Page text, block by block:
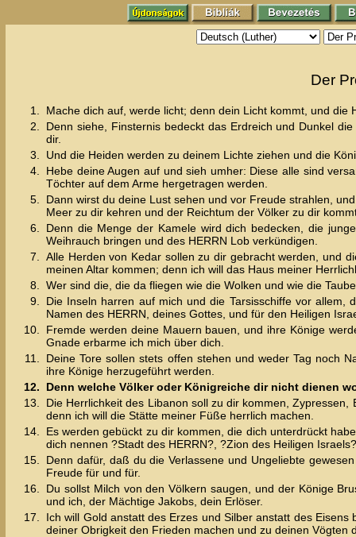
Der
1.
Mache dich auf, werde licht; denn dein Licht kommt, und die
2.
Denn siehe, Finsternis bedeckt das Erdreich und Dunkel
dir.
3.
Und die Heiden werden zu deinem Lichte ziehen und die
4.
Hebe deine Augen auf und sieh umher: Diese alle sind
Töchter auf dem Arme hergetragen werden.
5.
Dann wirst du deine Lust sehen und vor Freude strahlen,
Meer zu dir kehren und der Reichtum der Völker zu dir
6.
Denn die Menge der Kamele wird dich bedecken, die
Weihrauch bringen und des HERRN Lob verkündigen.
7.
Alle Herden von Kedar sollen zu dir gebracht werden, und
meinen Altar kommen; denn ich will das Haus meiner
8.
Wer sind die, die da fliegen wie die Wolken und wie die
9.
Die Inseln harren auf mich und die Tarsisschiffe vor
Namen des HERRN, deines Gottes, und für den Heiligen
10.
Fremde werden deine Mauern bauen, und ihre Könige
Gnade erbarme ich mich über dich.
11.
Deine Tore sollen stets offen stehen und weder Tag noch
ihre Könige herzugeführt werden.
12.
Denn welche Völker oder Königreiche dir nicht dienen
13.
Die Herrlichkeit des Libanon soll zu dir kommen,
denn ich will die Stätte meiner Füße herrlich machen.
14.
Es werden gebückt zu dir kommen, die dich unterdrückt
dich nennen ?Stadt des HERRN?, ?Zion des Heiligen
15.
Denn dafür, daß du die Verlassene und Ungeliebte
Freude für und für.
16.
Du sollst Milch von den Völkern saugen, und der Könige
und ich, der Mächtige Jakobs, dein Erlöser.
17.
Ich will Gold anstatt des Erzes und Silber anstatt des
deiner Obrigkeit den Frieden machen und zu deinen Vögten